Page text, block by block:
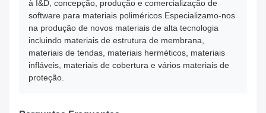
à I&D, concepção, produção e comercialização de
software para materiais poliméricos.Especializamo-nos
na produção de novos materiais de alta tecnologia
incluindo materiais de estrutura de membrana,
materiais de tendas, materiais herméticos, materiais
infláveis, materiais de cobertura e vários materiais de
proteção.